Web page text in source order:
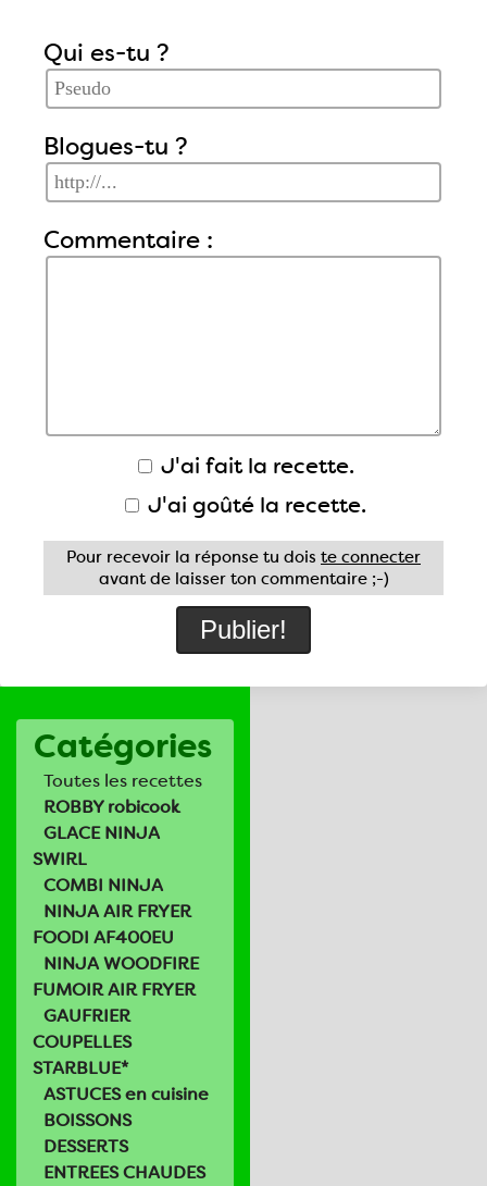
Catégories
Toutes les recettes
ROBBY robicook
GLACE NINJA
SWIRL
COMBI NINJA
NINJA AIR FRYER
FOODI AF400EU
NINJA WOODFIRE
FUMOIR AIR FRYER
GAUFRIER
COUPELLES
STARBLUE*
ASTUCES en cuisine
BOISSONS
DESSERTS
ENTREES CHAUDES
Qui es-tu ?
Blogues-tu ?
Commentaire :
J'ai fait la recette.
J'ai goûté la recette.
Pour recevoir la réponse tu dois te connecter
avant de laisser ton commentaire ;-)